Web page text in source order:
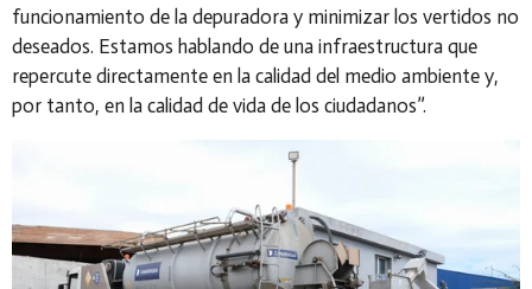
funcionamiento de la depuradora y minimizar los vertidos no
deseados. Estamos hablando de una infraestructura que
repercute directamente en la calidad del medio ambiente y,
por tanto, en la calidad de vida de los ciudadanos”.